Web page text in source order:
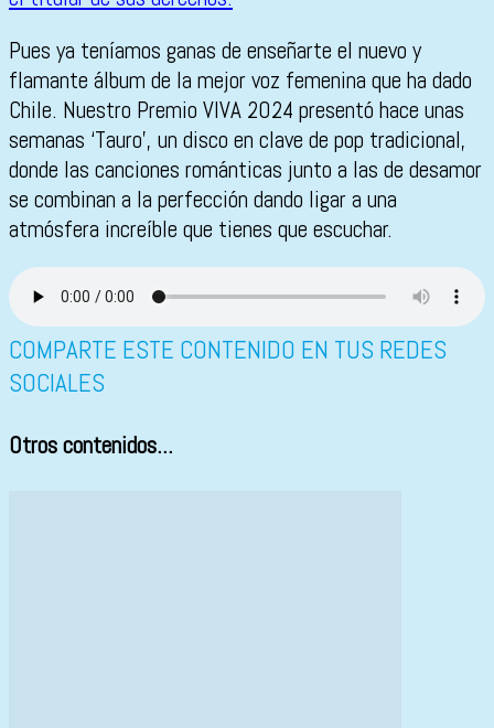
Pues ya teníamos ganas de enseñarte el nuevo y
flamante álbum de la mejor voz femenina que ha dado
Chile. Nuestro Premio VIVA 2024 presentó hace unas
semanas ‘Tauro’, un disco en clave de pop tradicional,
donde las canciones románticas junto a las de desamor
se combinan a la perfección dando ligar a una
atmósfera increíble que tienes que escuchar.
COMPARTE ESTE CONTENIDO EN TUS REDES
SOCIALES
Otros contenidos...